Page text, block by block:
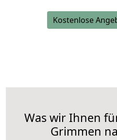
Kostenlose
Was wir Ihnen
Grimmen